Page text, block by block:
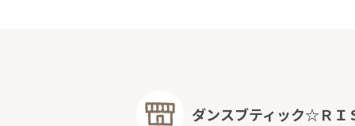
ダンスブティック☆ＲＩ